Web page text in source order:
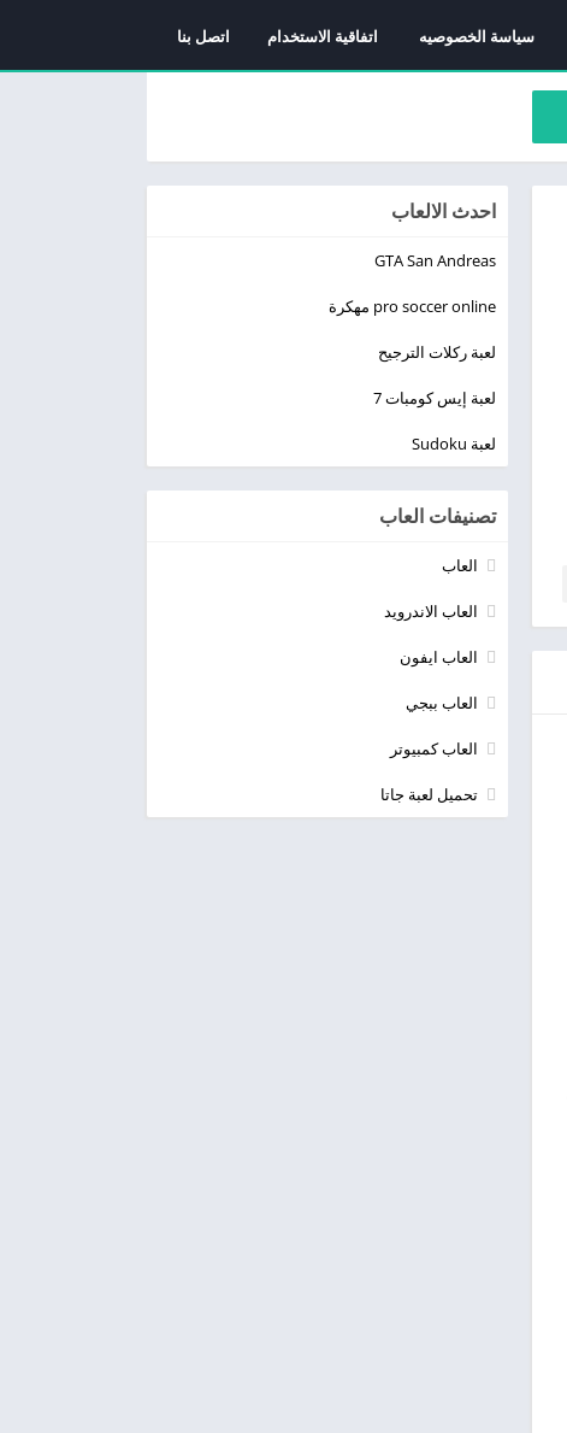
سياسة الخصوصيه اتفاقية الاستخدام اتصل بنا
احدث الالعاب
GTA San Andreas
pro soccer online مهكرة
لعبة ركلات الترجيح
لعبة إيس كومبات 7
لعبة Sudoku
تصنيفات العاب
العاب
العاب الاندرويد
العاب ايفون
العاب ببجي
العاب كمبيوتر
تحميل لعبة جاتا